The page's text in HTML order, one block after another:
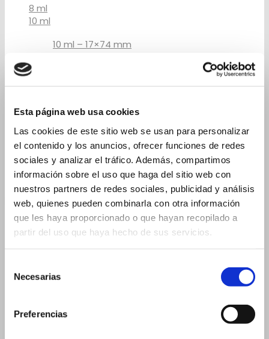
Esta página web usa cookies
Las cookies de este sitio web se usan para personalizar
el contenido y los anuncios, ofrecer funciones de redes
sociales y analizar el tráfico. Además, compartimos
información sobre el uso que haga del sitio web con
nuestros partners de redes sociales, publicidad y análisis
web, quienes pueden combinarla con otra información
que les haya proporcionado o que hayan recopilado a
partir del uso que haya hecho de sus servicios.
Necesarias
Preferencias
8 ml
10 ml
10 ml – 17×74 mm
15 ml 23×57 mm
20 ml
20 ml 19×105 mm
20 ml 26×60 mm
Flacons pour Compte-gouttes
2 ml
3 ml
3 ml – 18×33 mm
5 ml – 18×40 mm